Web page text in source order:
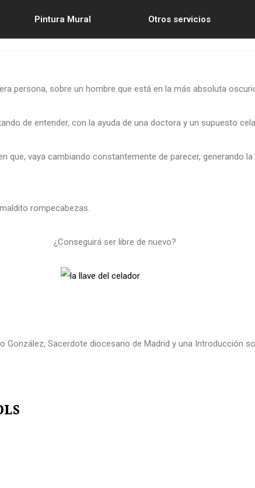
Pintura Mural Otros servicios
persona, sobre un hombre que está en la más absoluta
de entender, con la ayuda de una doctora y un supuesto
que, vaya cambiando constantemente de parecer, generando
rompecabezas.
¿Conseguirá ser libre de nuevo?
González, Sacerdote diocesano de Madrid y una Introducción